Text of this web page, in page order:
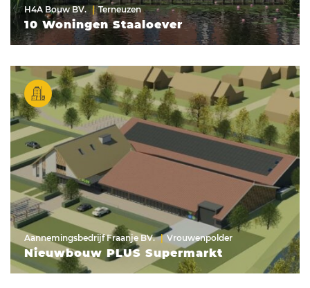
H4A Bouw BV. Terneuzen
10 Woningen Staaloever
Aannemingsbedrijf Fraanje BV. Vrouwenpolder
Nieuwbouw PLUS Supermarkt